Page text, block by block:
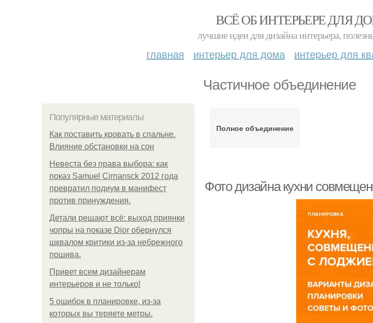
ВСЁ ОБ ИНТЕРЬЕРЕ ДЛЯ
лучшие идеи для дизайна интерьера,
главная интерьер для дома интерьер для
Частичное объединение
Популярные материалы
Как поставить кровать в спальне.
Влияние обстановки на сон
Невеста без права выбора: как
показ Samuel Cirnansck 2012 года
превратил подиум в манифест
против принуждения.
Детали решают всё: выход приянки
чопры на показе Dior обернулся
шквалом критики из-за небрежного
пошива.
Привет всем дизайнерам
интерьеров и не только!
5 ошибок в планировке, из-за
которых вы теряете метры.
Полное объединение
Фото дизайна кухни